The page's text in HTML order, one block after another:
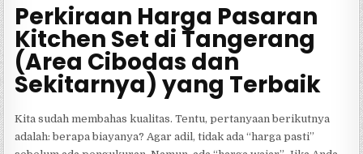
Perkiraan Harga Pasaran
Kitchen Set di Tangerang
(Area Cibodas dan
Sekitarnya) yang Terbaik
Kita sudah membahas kualitas. Tentu, pertanyaan berikutnya
adalah: berapa biayanya? Agar adil, tidak ada “harga pasti”